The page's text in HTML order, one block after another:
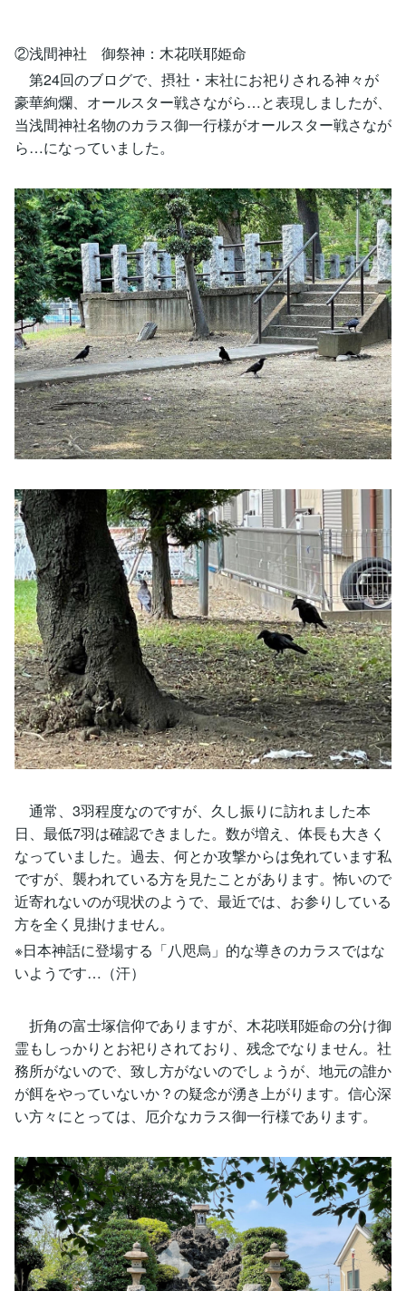
②浅間神社 御祭神：木花咲耶姫命
第24回のブログで、摂社・末社にお祀りされる神々が
豪華絢爛、オールスター戦さながら…と表現しましたが、
当浅間神社名物のカラス御一行様がオールスター戦さなが
ら…になっていました。
通常、3羽程度なのですが、久し振りに訪れました本
日、最低7羽は確認できました。数が増え、体長も大きく
なっていました。過去、何とか攻撃からは免れています私
ですが、襲われている方を見たことがあります。怖いので
近寄れないのが現状のようで、最近では、お参りしている
方を全く見掛けません。
※日本神話に登場する「八咫烏」的な導きのカラスではな
いようです…（汗）
折角の富士塚信仰でありますが、木花咲耶姫命の分け御
霊もしっかりとお祀りされており、残念でなりません。社
務所がないので、致し方がないのでしょうが、地元の誰か
が餌をやっていないか？の疑念が湧き上がります。信心深
い方々にとっては、厄介なカラス御一行様であります。